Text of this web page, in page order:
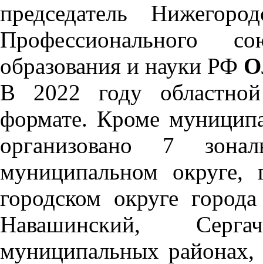
председатель
Профессионального
образования и науки РФ
В 2022 году
формате. Кроме
организовано 7
муниципальном округе,
городском округе
Навашинский,
муниципальных